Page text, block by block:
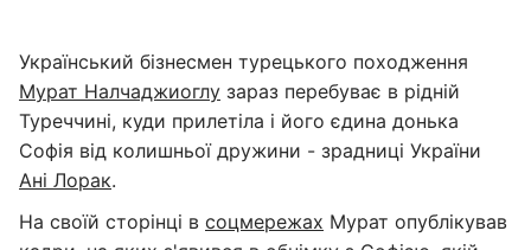
Український бізнесмен турецького походження
Мурат Налчаджиоглу зараз перебуває в рідній
Туреччині, куди прилетіла і його єдина донька
Софія від колишньої дружини - зрадниці України
Ані Лорак.
На своїй сторінці в соцмережах Мурат опублікував